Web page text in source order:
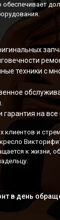
обеспечивает
техники с
на все
и
к жизни,
в день